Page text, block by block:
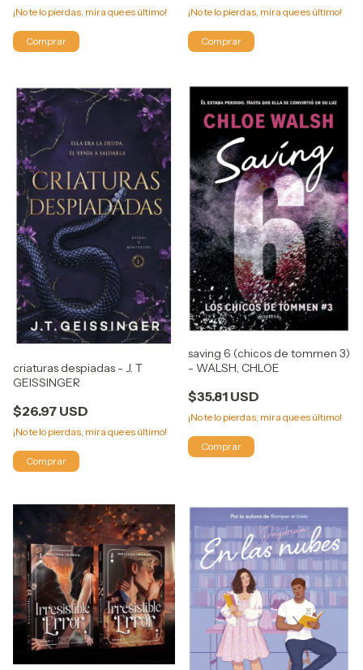
¡No te lo pierdas, mira que es último! ¡No te lo pierdas, mira que es último!
criaturas despiadas - J. T
GEISSINGER
$26.97 USD
¡No te lo pierdas, mira que es último!
saving 6 (chicos de tommen 3)
- WALSH, CHLOE
$35.81 USD
¡No te lo pierdas, mira que es último!